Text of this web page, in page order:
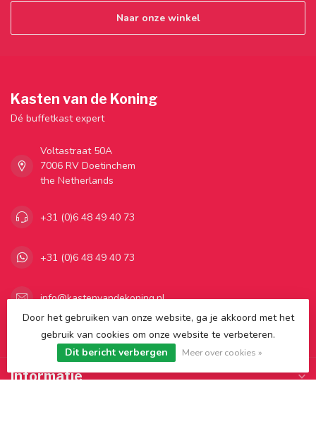
Naar onze winkel
Kasten van de Koning
Dé buffetkast expert
Voltastraat 50A
7006 RV Doetinchem
the Netherlands
+31 (0)6 48 49 40 73
+31 (0)6 48 49 40 73
info@kastenvandekoning.nl
Categorieën
Informatie
Door het gebruiken van onze website, ga je akkoord met het
gebruik van cookies om onze website te verbeteren.
Dit bericht verbergen
Meer over cookies »